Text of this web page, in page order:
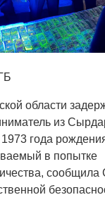
области
из
1973 года
в попытке
сообщила